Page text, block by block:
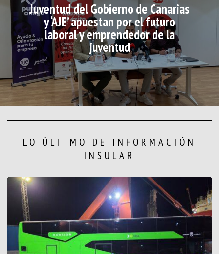
Juventud del Gobierno de Canarias
y ‘AJE’ apuestan por el futuro
laboral y emprendedor de la
juventud
LO ÚLTIMO DE INFORMACIÓN
INSULAR